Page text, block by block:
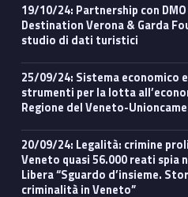
19/10/24: Partnership con DMO Dolomiti Bellunesi e
Destination Verona & Garda
studio di dati turistici
25/09/24: Sistema economico e legalità, regole e
strumenti per la lotta
Regione del Veneto-
20/09/24: Legalità: crimine proliferato in pandemia, in
Veneto quasi 56.000 reati spia
Libera “Sguardo d’insieme.
criminalità in Veneto”